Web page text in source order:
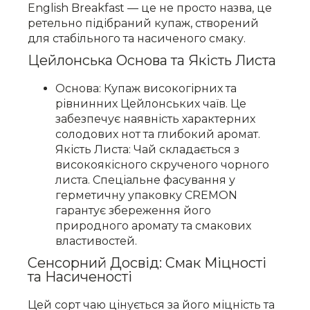
English Breakfast — це не просто назва, це
ретельно підібраний купаж, створений
для стабільного та насиченого смаку.
Цейлонська Основа та Якість Листа
Основа: Купаж високогірних та
рівнинних Цейлонських чаїв. Це
забезпечує наявність характерних
солодових нот та глибокий аромат.
Якість Листа: Чай складається з
високоякісного скрученого чорного
листа. Спеціальне фасування у
герметичну упаковку CREMON
гарантує збереження його
природного аромату та смакових
властивостей.
Сенсорний Досвід: Смак Міцності
та Насиченості
Цей сорт чаю цінується за його міцність та